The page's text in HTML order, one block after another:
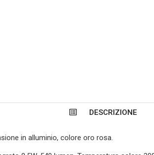
DESCRIZIONE
in alluminio, colore oro rosa.